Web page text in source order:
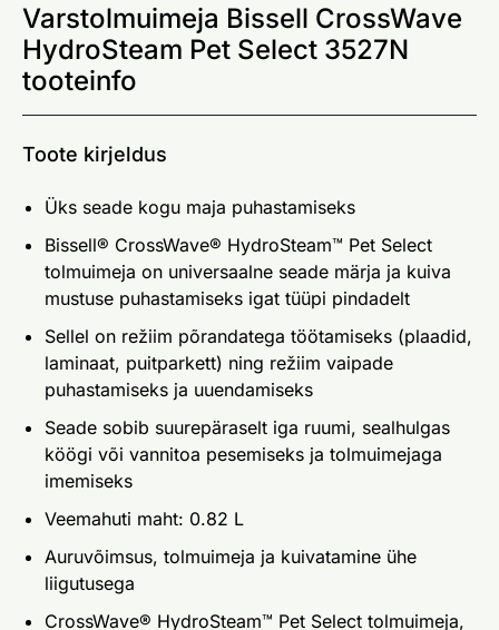
Varstolmuimeja Bissell CrossWave
HydroSteam Pet Select 3527N
tooteinfo
Toote kirjeldus
Üks seade kogu maja puhastamiseks
Bissell® CrossWave® HydroSteam™ Pet Select
tolmuimeja on universaalne seade märja ja kuiva
mustuse puhastamiseks igat tüüpi pindadelt
Sellel on režiim põrandatega töötamiseks (plaadid,
laminaat, puitparkett) ning režiim vaipade
puhastamiseks ja uuendamiseks
Seade sobib suurepäraselt iga ruumi, sealhulgas
köögi või vannitoa pesemiseks ja tolmuimejaga
imemiseks
Veemahuti maht: 0.82 L
Auruvõimsus, tolmuimeja ja kuivatamine ühe
liigutusega
CrossWave® HydroSteam™ Pet Select tolmuimeja,